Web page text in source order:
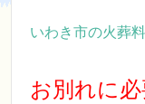
いわき市の火葬
お別れに